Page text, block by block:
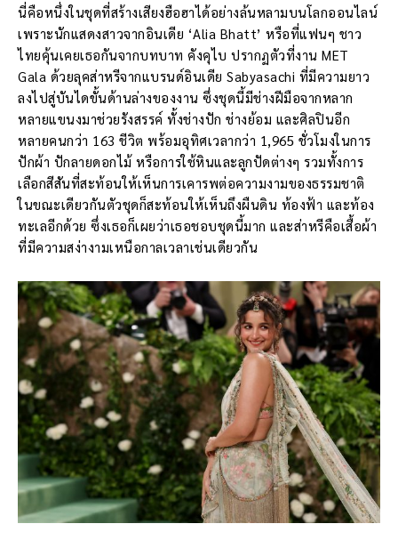
นี่คือหนึ่งในชุดที่สร้างเสียงฮือฮาได้อย่างล้นหลามบนโลกออนไลน์
เพราะนักแสดงสาวจากอินเดีย ‘Alia Bhatt’ หรือที่แฟนๆ ชาว
ไทยคุ้นเคยเธอกันจากบทบาท คังคุไบ ปรากฏตัวที่งาน MET
Gala ด้วยลุคส่าหรีจากแบรนด์อินเดีย Sabyasachi ที่มีความยาว
ลงไปสู่บันไดขั้นด้านล่างของงาน ซึ่งชุดนี้มีช่างฝีมือจากหลาก
หลายแขนงมาช่วยรังสรรค์ ทั้งช่างปัก ช่างย้อม และศิลปินอีก
หลายคนกว่า 163 ชีวิต พร้อมอุทิศเวลากว่า 1,965 ชั่วโมงในการ
ปักผ้า ปักลายดอกไม้ หรือการใช้หินและลูกปัดต่างๆ รวมทั้งการ
เลือกสีสันที่สะท้อนให้เห็นการเคารพต่อความงามของธรรมชาติ
ในขณะเดียวกันตัวชุดก็สะท้อนให้เห็นถึงผืนดิน ท้องฟ้า และท้อง
ทะเลอีกด้วย ซึ่งเธอก็เผยว่าเธอชอบชุดนี้มาก และส่าหรีคือเสื้อผ้า
ที่มีความสง่างามเหนือกาลเวลาเช่นเดียวกัน